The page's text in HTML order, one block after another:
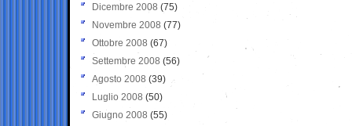
Dicembre 2008 (75)
Novembre 2008 (77)
Ottobre 2008 (67)
Settembre 2008 (56)
Agosto 2008 (39)
Luglio 2008 (50)
Giugno 2008 (55)